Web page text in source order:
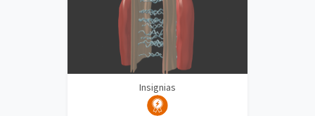
Insignias